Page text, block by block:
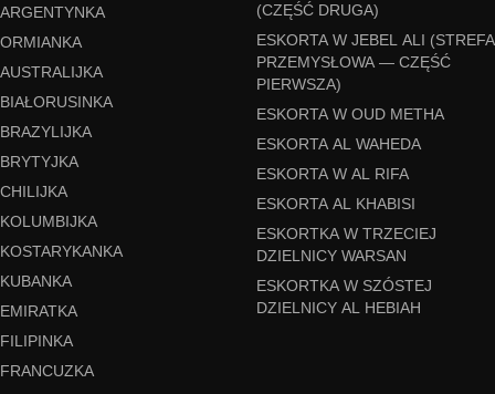
ARGENTYNKA
ORMIANKA
AUSTRALIJKA
BIAŁORUSINKA
BRAZYLIJKA
BRYTYJKA
CHILIJKA
KOLUMBIJKA
KOSTARYKANKA
KUBANKA
EMIRATKA
FILIPINKA
FRANCUZKA
(CZĘŚĆ DRUGA)
ESKORTA W JEBEL ALI (STREFA
PRZEMYSŁOWA — CZĘŚĆ
PIERWSZA)
ESKORTA W OUD METHA
ESKORTA AL WAHEDA
ESKORTA W AL RIFA
ESKORTA AL KHABISI
ESKORTKA W TRZECIEJ
DZIELNICY WARSAN
ESKORTKA W SZÓSTEJ
DZIELNICY AL HEBIAH